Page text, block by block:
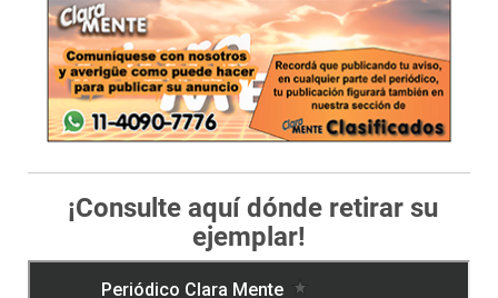
¡Consulte aquí dónde retirar su
ejemplar!